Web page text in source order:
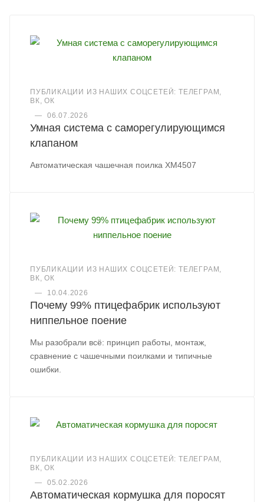
ПУБЛИКАЦИИ ИЗ НАШИХ СОЦСЕТЕЙ: ТЕЛЕГРАМ,
ВК, ОК
—
06.07.2026
Умная система с саморегулирующимся
клапаном
Автоматическая чашечная поилка XM4507
ПУБЛИКАЦИИ ИЗ НАШИХ СОЦСЕТЕЙ: ТЕЛЕГРАМ,
ВК, ОК
—
10.04.2026
Почему 99% птицефабрик используют
ниппельное поение
Мы разобрали всё: принцип работы, монтаж,
сравнение с чашечными поилками и типичные
ошибки.
ПУБЛИКАЦИИ ИЗ НАШИХ СОЦСЕТЕЙ: ТЕЛЕГРАМ,
ВК, ОК
—
05.02.2026
Автоматическая кормушка для поросят